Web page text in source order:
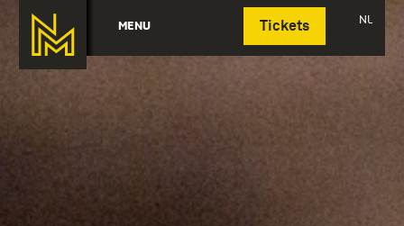
MENU Tickets NL
Deutsch